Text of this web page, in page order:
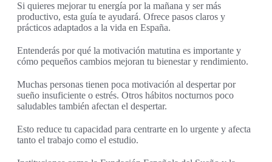
Si quieres mejorar tu energía por la mañana y ser más
productivo, esta guía te ayudará. Ofrece pasos claros y
prácticos adaptados a la vida en España.
Entenderás por qué la motivación matutina es importante y
cómo pequeños cambios mejoran tu bienestar y rendimiento.
Muchas personas tienen poca motivación al despertar por
sueño insuficiente o estrés. Otros hábitos nocturnos poco
saludables también afectan el despertar.
Esto reduce tu capacidad para centrarte en lo urgente y afecta
tanto el trabajo como el estudio.